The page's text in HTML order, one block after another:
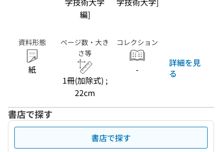
編]
資料形態
紙
ページ数・大き
さ等
1冊(加除式) ;
22cm
コレクション
-
詳細を見
る
書店で探す
書店で探す